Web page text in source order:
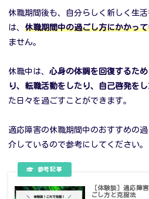
休職期間後も、自分らしく新しく生
は、 休職期間中の過ごし方にかかっ
ません。
休職中は、 心身の体調を回復するた
り、転職活動をしたり、自己啓発を
た日々を過ごすことができます。
適応障害の休職期間中のおすすめの過
介しているので参考にしてください。
［体験談］適応障
ごし方と克服法